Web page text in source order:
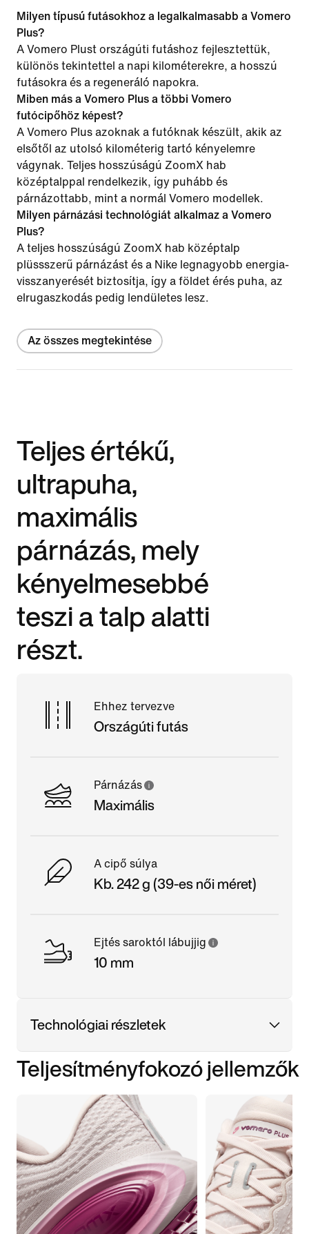
Milyen típusú futásokhoz a legalkalmasabb a Vomero
Plus?
A Vomero Plust országúti futáshoz fejlesztettük,
különös tekintettel a napi kilométerekre, a hosszú
futásokra és a regeneráló napokra.
Miben más a Vomero Plus a többi Vomero
futócipőhöz képest?
A Vomero Plus azoknak a futóknak készült, akik az
elsőtől az utolsó kilométerig tartó kényelemre
vágynak. Teljes hosszúságú ZoomX hab
középtalppal rendelkezik, így puhább és
párnázottabb, mint a normál Vomero modellek.
Milyen párnázási technológiát alkalmaz a Vomero
Plus?
A teljes hosszúságú ZoomX hab középtalp
plüssszerű párnázást és a Nike legnagyobb energia-
visszanyerését biztosítja, így a földet érés puha, az
elrugaszkodás pedig lendületes lesz.
Az összes megtekintése
Teljes értékű,
ultrapuha,
maximális
párnázás, mely
kényelmesebbé
teszi a talp alatti
részt.
Ehhez tervezve
Országúti futás
Párnázás
Maximális
A cipő súlya
Kb. 242 g (39-es női méret)
Ejtés saroktól lábujjig
10 mm
Technológiai részletek
Teljesítményfokozó jellemzők